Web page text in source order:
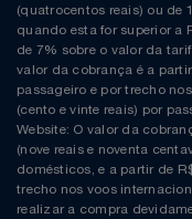
(quatrocentos reais) ou de
quando esta for superior a
de 7% sobre o valor da
valor da cobrança é a
passageiro e por trecho
(cento e vinte reais) por
Website: O valor da
(nove reais e noventa
domésticos, e a partir de
trecho nos voos
realizar a compra